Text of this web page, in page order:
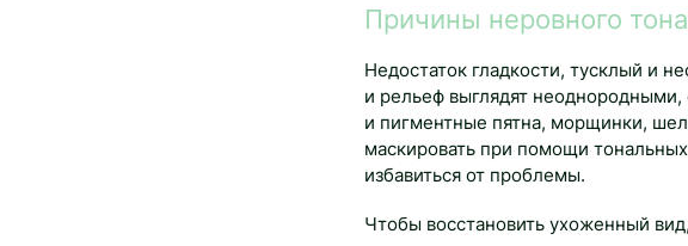
Причины неровного
Недостаток гладкости, тусклый и
и рельеф выглядят
и пигментные пятна, морщинки,
маскировать при помощи
избавиться от проблемы.
Чтобы восстановить ухоженный